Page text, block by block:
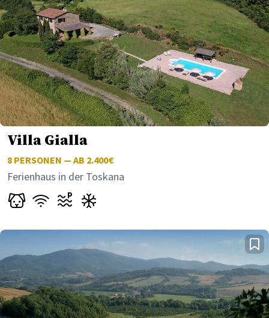
Villa Gialla
8 PERSONEN — AB 2.400€
Ferienhaus in der Toskana